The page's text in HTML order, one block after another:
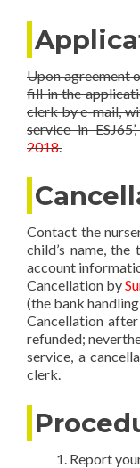
Upon agreement
fill in the
clerk by e-mail,
service in
2018.
Contact the
child’s name,
account
Cancellation by
(the bank
Cancellation
refunded;
service, a
clerk.
Report